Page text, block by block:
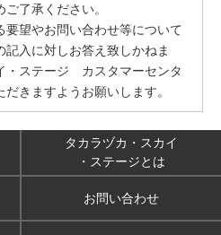
了承ください。
要望やお問い合わせ等について
入に対しお答え致しかねま
・ステージ カスタマーセンタ
きますようお願いします。
タカラヅカ・スカイ
・ステージとは
お問い合わせ